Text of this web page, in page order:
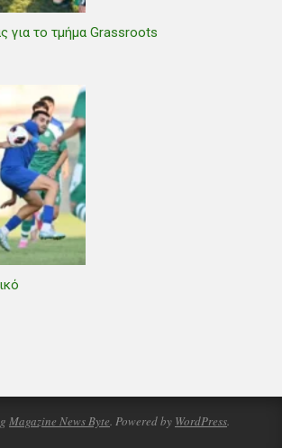
για το τμήμα Grassroots
Magazine News Byte. Powered by WordPress.